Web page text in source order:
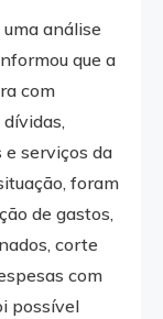
análise
que a
com
serviços da
foram
de gastos,
corte
com
possível